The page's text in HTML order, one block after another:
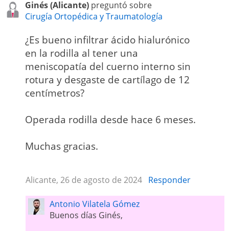
Ginés (Alicante)preguntó sobre
Cirugía Ortopédica y Traumatología
¿Es bueno infiltrar ácido hialurónico
en la rodilla al tener una
meniscopatía del cuerno interno sin
rotura y desgaste de cartílago de 12
centímetros?
Operada rodilla desde hace 6 meses.
Muchas gracias.
Alicante, 26 de agosto de 2024 Responder
Antonio Vilatela Gómez
Buenos días Ginés,